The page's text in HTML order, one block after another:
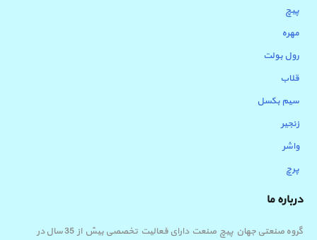
پیچ
مهره
رول بولت
قلاب
سیم بکسل
زنجیر
واشر
پرچ
درباره ما
گروه صنعتی جهان پیچ صنعت دارای فعالیت تخصصی بیش از 35 سال در